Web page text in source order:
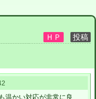
温かい対応が非常に良